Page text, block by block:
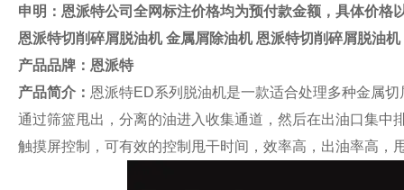
申明：恩派特公司全网标注价格均为预付款金额，具体价格
恩派特切削碎屑脱油机 金属屑除油机 恩派特切削碎屑脱油
产品品牌： 恩派特
产品简介： 恩派特ED系列脱油机是一款适合处理多种金属
通过筛篮甩出，分离的油进入收集通道，然后在出油口集
触摸屏控制，可有效的控制甩干时间，效率高，出油率高，